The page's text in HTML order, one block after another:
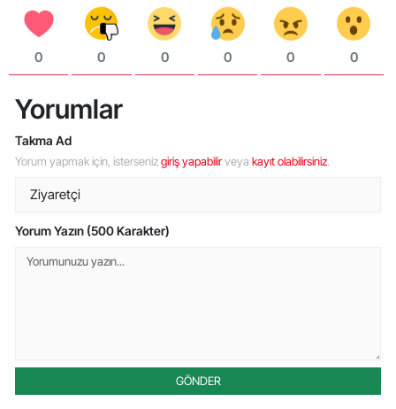
0 0 0 0 0 0
Yorumlar
Takma Ad
Yorum yapmak için, istersenizgiriş yapabilirveya kayıt olabilirsiniz.
Yorum Yazın (500 Karakter)
GÖNDER